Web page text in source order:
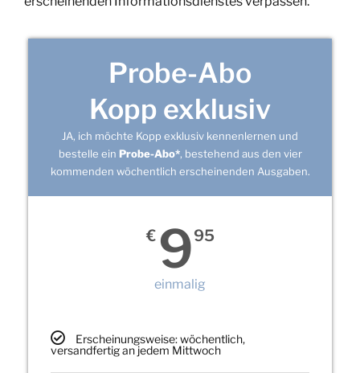
Probe-Abo
Kopp exklusiv
JA, ich möchte Kopp exklusiv kennenlernen und
bestelle ein Probe-Abo*, bestehend aus den vier
kommenden wöchentlich erscheinenden Ausgaben.
€ 995
einmalig
Erscheinungsweise: wöchentlich,
versandfertig an jedem Mittwoch